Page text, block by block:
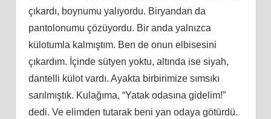
çıkardı, boynumu yalıyordu. Biryandan da
pantolonumu çözüyordu. Bir anda yalnızca
külotumla kalmıştım. Ben de onun elbisesini
çıkardım. İçinde sütyen yoktu, altında ise siyah,
dantelli külot vardı. Ayakta birbirimize sımsıkı
sarılmıştık. Kulağıma, “Yatak odasına gidelim!”
dedi. Ve elimden tutarak beni yan odaya götürdü.